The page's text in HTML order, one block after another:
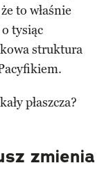
to właśnie
tysiąc
struktura
płaszcza?
zmienia